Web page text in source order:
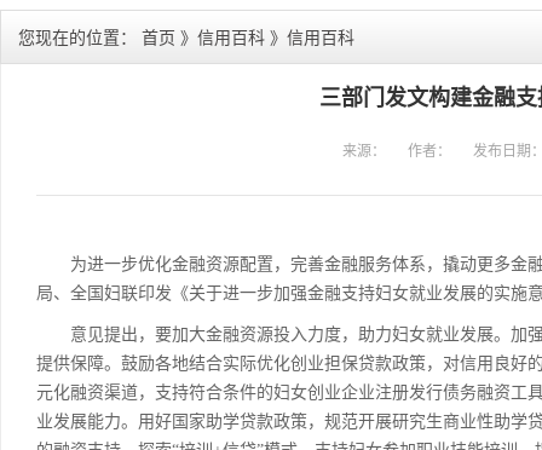
您现在的位置： 首页 》 信用百科 》 信用百科
三部门发文构建金融
来源： 作者： 发布日期
为进一步优化金融资源配置，完善金融服务体系，撬动更多金
局、全国妇联印发《关于进一步加强金融支持妇女就业发展的实施
意见提出，要加大金融资源投入力度，助力妇女就业发展。加
提供保障。鼓励各地结合实际优化创业担保贷款政策，对信用良好
元化融资渠道，支持符合条件的妇女创业企业注册发行债务融资工
业发展能力。用好国家助学贷款政策，规范开展研究生商业性助